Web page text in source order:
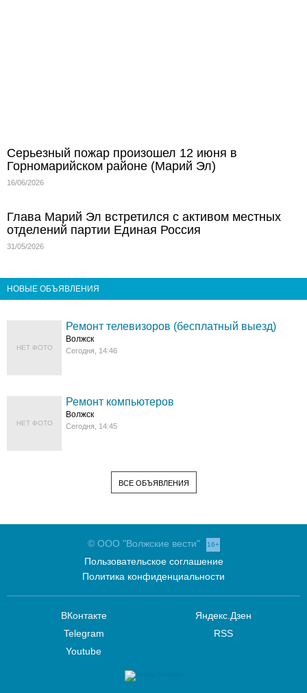
Серьезный пожар произошел 12 июня в
Горномарийском районе (Марий Эл)
16/06/2026
Глава Марий Эл встретился с активом местных
отделений партии Единая Россия
31/05/2026
НОВЫЕ ОБЪЯВЛЕНИЯ
НЕТ ФОТО
Ремонт телевизоров (бесплатный выезд)
Волжск
Сегодня, 14:46
НЕТ ФОТО
Ремонт компьютеров
Волжск
Сегодня, 14:45
ВСЕ ОБЪЯВЛЕНИЯ
© ООО "Волжские вести" 16+
Пользовательское соглашение
Политика конфиденциальности
ВКонтакте
Telegram
Youtube
Яндекс.Дзен
RSS